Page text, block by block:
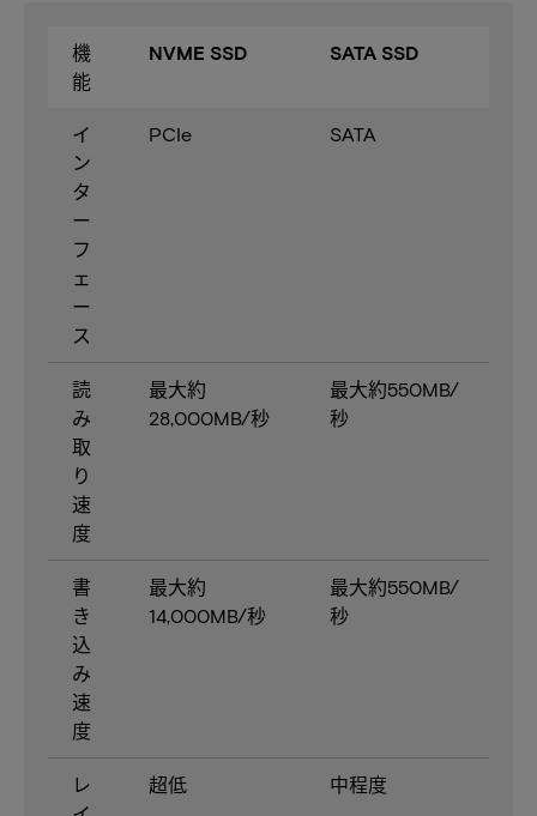
機
能
NVME SSD SATA SSD
イ
ン
タ
ー
フ
ェ
ー
ス
PCIe SATA
読
み
取
り
速
度
最大約
28,000MB/秒
最大約550MB/
秒
書
き
込
み
速
度
最大約
14,000MB/秒
最大約550MB/
秒
レ
超低 中程度